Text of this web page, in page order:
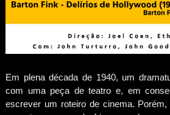
Em plena década de 1940, um
com uma peça de teatro e, em
escrever um roteiro de cinema.